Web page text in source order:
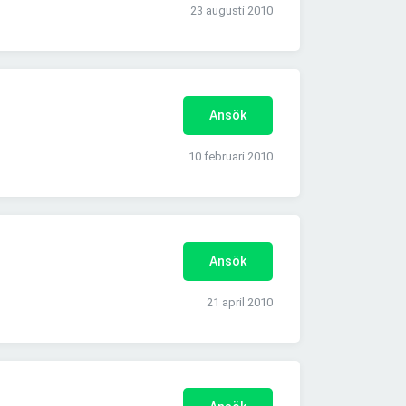
23 augusti 2010
Ansök
10 februari 2010
Ansök
21 april 2010